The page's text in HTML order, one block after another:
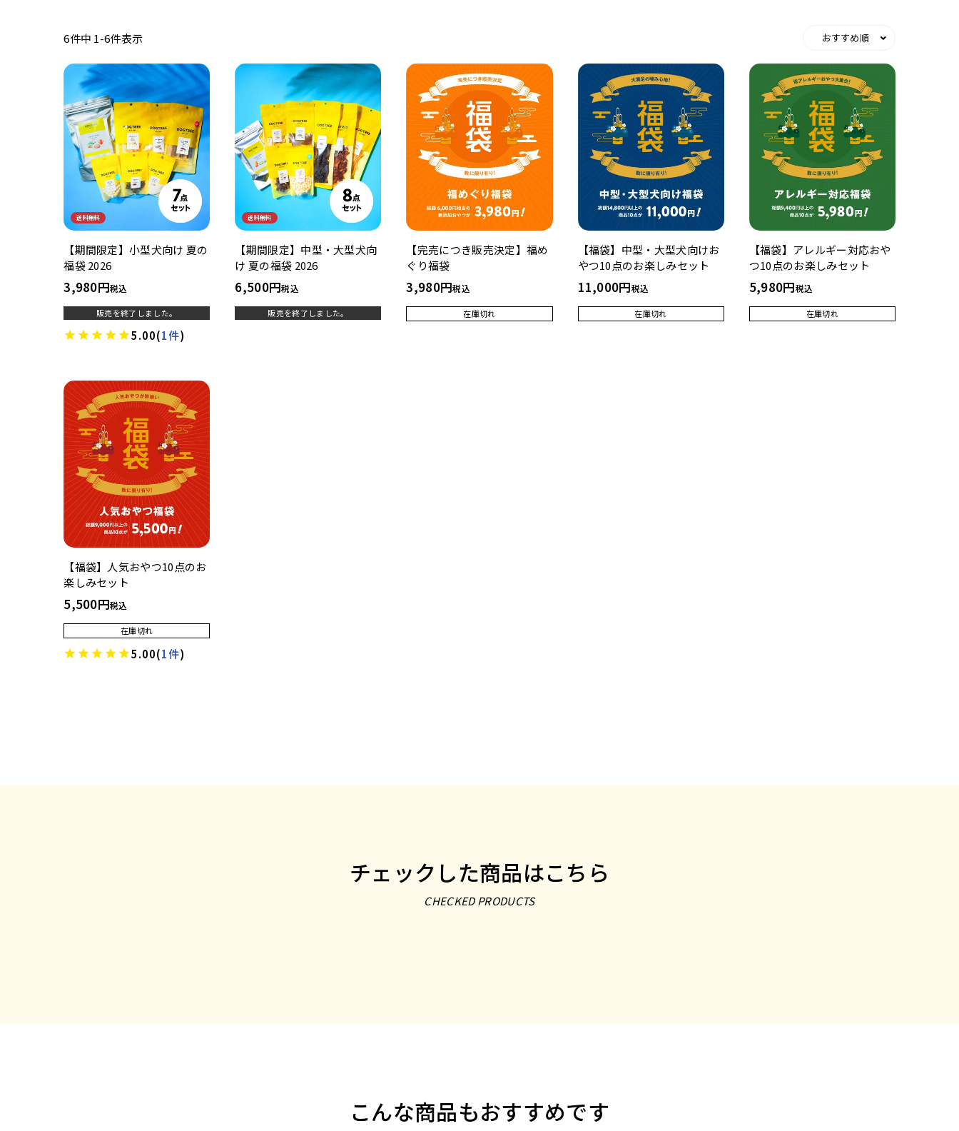
おすすめ順
6件中 1-6件表示
送料無料
【期間限定】小型犬向け 夏の
福袋 2026
3,980 税込
販売を終了しました。
5.00(1件)
送料無料
【期間限定】中型・大型犬向
け 夏の福袋 2026
6,500 税込
販売を終了しました。
【完売につき販売決定】福め
ぐり福袋
3,980 税込
在庫切れ
【福袋】中型・大型犬向けお
やつ10点のお楽しみセット
11,000 税込
在庫切れ
【福袋】アレルギー対応おや
つ10点のお楽しみセット
5,980 税込
在庫切れ
【福袋】人気おやつ10点のお
楽しみセット
5,500 税込
在庫切れ
5.00(1件)
チェックした商品はこちら
CHECKED PRODUCTS
こんな商品もおすすめです